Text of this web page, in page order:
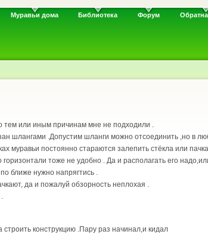
Муравьи дома Библиотека Форум
тем или иным причинам мне не подходили .
шлангами .Допустим шланги можно отсоединить ,но в
муравьи постоянно стараются залепить стёкла или
тоже не удобно . Да и располагать его
ближе нужно напрягтись .
да и пожалуй обзорность неплохая .
конструкцию .Пару раз начинал,и кидал